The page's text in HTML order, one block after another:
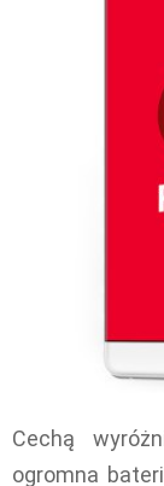
Cechą
ogromna